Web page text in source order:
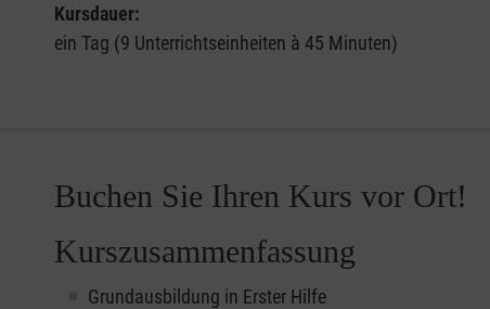
Kursdauer:
ein Tag (9 Unterrichtseinheiten à 45 Minuten)
Buchen Sie Ihren Kurs vor Ort!
Kurszusammenfassung
Grundausbildung in Erster Hilfe